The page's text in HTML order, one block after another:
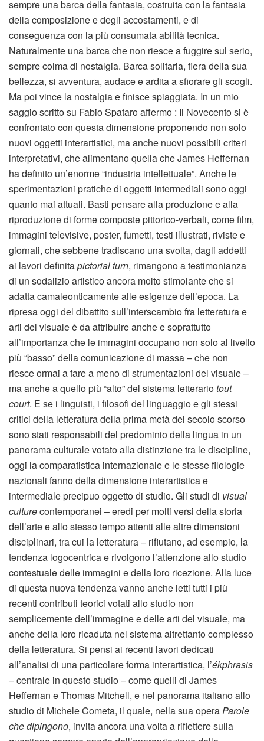
sempre una barca della fantasia, costruita con la fantasia
della composizione e degli accostamenti, e di
conseguenza con la più consumata abilità tecnica.
Naturalmente una barca che non riesce a fuggire sul serio,
sempre colma di nostalgia. Barca solitaria, fiera della sua
bellezza, si avventura, audace e ardita a sfiorare gli scogli.
Ma poi vince la nostalgia e finisce spiaggiata. In un mio
saggio scritto su Fabio Spataro affermo : Il Novecento si è
confrontato con questa dimensione proponendo non solo
nuovi oggetti interartistici, ma anche nuovi possibili criteri
interpretativi, che alimentano quella che James Heffernan
ha definito un’enorme “industria intellettuale”. Anche le
sperimentazioni pratiche di oggetti intermediali sono oggi
quanto mai attuali. Basti pensare alla produzione e alla
riproduzione di forme composte pittorico-verbali, come film,
immagini televisive, poster, fumetti, testi illustrati, riviste e
giornali, che sebbene tradiscano una svolta, dagli addetti
ai lavori definitapictorial turn, rimangono a testimonianza
di un sodalizio artistico ancora molto stimolante che si
adatta camaleonticamente alle esigenze dell’epoca. La
ripresa oggi del dibattito sull’interscambio fra letteratura e
arti del visuale è da attribuire anche e soprattutto
all’importanza che le immagini occupano non solo al livello
più “basso” della comunicazione di massa – che non
riesce ormai a fare a meno di strumentazioni del visuale –
ma anche a quello più “alto” del sistema letterariotout
court. E se i linguisti, i filosofi del linguaggio e gli stessi
critici della letteratura della prima metà del secolo scorso
sono stati responsabili del predominio della lingua in un
panorama culturale votato alla distinzione tra le discipline,
oggi la comparatistica internazionale e le stesse filologie
nazionali fanno della dimensione interartistica e
intermediale precipuo oggetto di studio. Gli studi di visual
culturecontemporanei – eredi per molti versi della storia
dell’arte e allo stesso tempo attenti alle altre dimensioni
disciplinari, tra cui la letteratura – rifiutano, ad esempio, la
tendenza logocentrica e rivolgono l’attenzione allo studio
contestuale delle immagini e della loro ricezione. Alla luce
di questa nuova tendenza vanno anche letti tutti i più
recenti contributi teorici votati allo studio non
semplicemente dell’immagine e delle arti del visuale, ma
anche della loro ricaduta nel sistema altrettanto complesso
della letteratura. Si pensi ai recenti lavori dedicati
all’analisi di una particolare forma interartistica, l’ékphrasis
– centrale in questo studio – come quelli di James
Heffernan e Thomas Mitchell, e nel panorama italiano allo
studio di Michele Cometa, il quale, nella sua operaParole
che dipingono, invita ancora una volta a riflettere sulla